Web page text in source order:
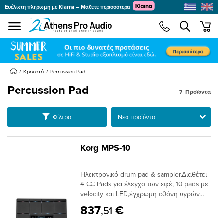
menu
Ευέλικτη πληρωμή με Klarna – Μάθετε περισσότερα
Κρουστά Percussion Pad
Percussion Pad
Φίλτρα Ταξινόμηση
7 Προϊόντα
Korg MPS-10
Ηλεκτρονικό drum pad & sampler.Διαθέτει
4 CC Pads για έλεγχο των εφέ, 10 pads με
velocity και LED,έγχρωμη οθόνη υγρών
Sampler,32Gb εσωτερική
837,51 €